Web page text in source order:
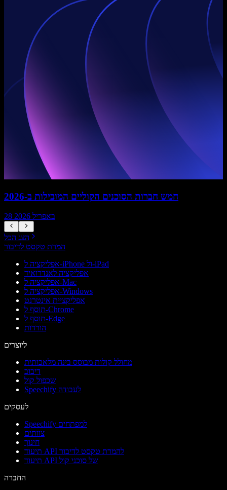
חמש חברות הסוכנים הקוליים המובילות ב-2026
28 באפריל 2026
הצג הכל
המרת טקסט לדיבור
אפליקציה ל-iPhone ול-iPad
אפליקציה לאנדרואיד
אפליקציה ל-Mac
אפליקציה ל-Windows
אפליקציית אינטרנט
תוסף ל-Chrome
תוסף ל-Edge
הורדות
ליוצרים
מחולל קולות מבוסס בינה מלאכותית
דיבוב
שכפול קול
Speechify לעבודה
לעסקים
Speechify למפתחים
צוותים
חינוך
תיעוד API להמרת טקסט לדיבור
תיעוד API של סוכני קול
החברה